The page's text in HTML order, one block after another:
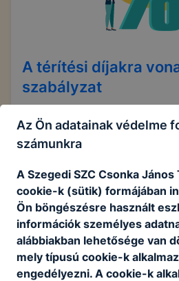
A térítési díjakra
szabályzat
Tandíj és térítési díj
szabályzata
Mellékletek
Az Ön adatainak védelme
számunkra
A Szegedi SZC Csonka
cookie-k (sütik) formájában
Ön böngészésre használt
információk személyes
alábbiakban lehetősége van
mely típusú cookie-k
engedélyezni. A cookie-k